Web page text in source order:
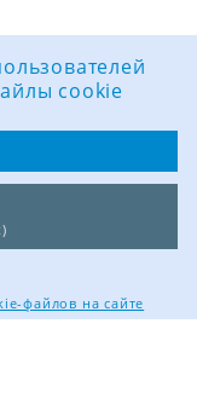
cookie
файлов на сайте